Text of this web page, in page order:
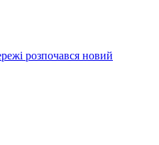
розпочався новий